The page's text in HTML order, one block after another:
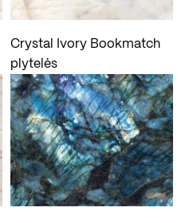
Crystal Ivory Bookmatch
plytelės